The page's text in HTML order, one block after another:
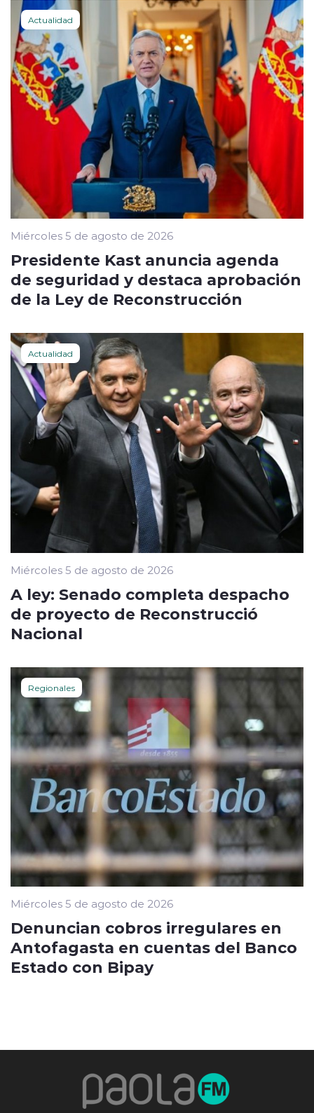
Actualidad
Miércoles 5 de agosto de 2026
Presidente Kast anuncia agenda
de seguridad y destaca aprobación
de la Ley de Reconstrucción
Actualidad
Miércoles 5 de agosto de 2026
A ley: Senado completa despacho
de proyecto de Reconstrucció
Nacional
Regionales
Miércoles 5 de agosto de 2026
Denuncian cobros irregulares en
Antofagasta en cuentas del Banco
Estado con Bipay